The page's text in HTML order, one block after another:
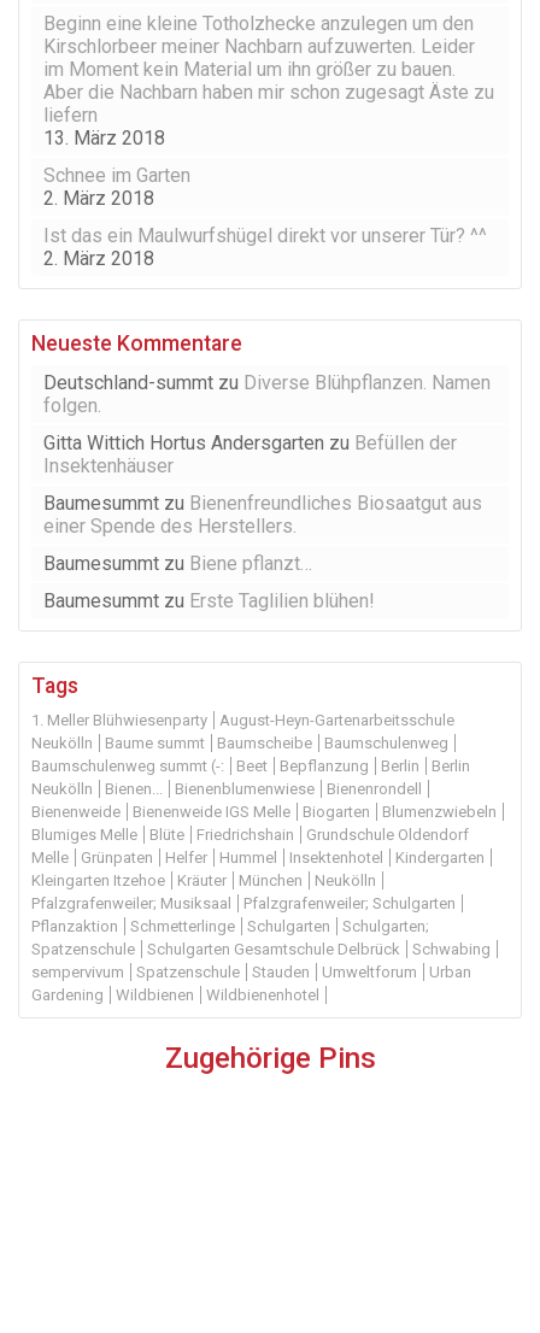
Beginn eine kleine Totholzhecke anzulegen um den
Kirschlorbeer meiner Nachbarn aufzuwerten. Leider
im Moment kein Material um ihn größer zu bauen.
Aber die Nachbarn haben mir schon zugesagt Äste zu
liefern
13. März 2018
Schnee im Garten
2. März 2018
Ist das ein Maulwurfshügel direkt vor unserer Tür? ^^
2. März 2018
Neueste Kommentare
Deutschland-summt zu Diverse Blühpflanzen. Namen
folgen.
Gitta Wittich Hortus Andersgarten zu Befüllen der
Insektenhäuser
Baumesummt zu Bienenfreundliches Biosaatgut aus
einer Spende des Herstellers.
Baumesummt zu Biene pflanzt…
Baumesummt zu Erste Taglilien blühen!
Tags
1. Meller Blühwiesenparty
August-Heyn-Gartenarbeitsschule
Neukölln
Baume summt Baumscheibe
Baumschulenweg
Baumschulenweg summt (-:
Beet Bepflanzung Berlin
Berlin
Neukölln
Bienen... Bienenblumenwiese
Bienenrondell
Bienenweide
Bienenweide IGS Melle Biogarten
Blumenzwiebeln
Blumiges Melle
Blüte Friedrichshain
Grundschule Oldendorf
Melle
Grünpaten Helfer Hummel Insektenhotel
Kindergarten
Kleingarten Itzehoe
Kräuter München
Neukölln
Pfalzgrafenweiler; Musiksaal
Pfalzgrafenweiler; Schulgarten
Pflanzaktion
Schmetterlinge Schulgarten
Schulgarten;
Spatzenschule
Schulgarten Gesamtschule Delbrück
Schwabing
sempervivum
Spatzenschule Stauden Umweltforum
Urban
Gardening
Wildbienen Wildbienenhotel
Zugehörige Pins